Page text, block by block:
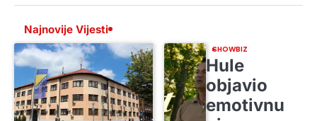
Najnovije Vijesti
SHOWBIZ
Hule
objavio
emotivnu